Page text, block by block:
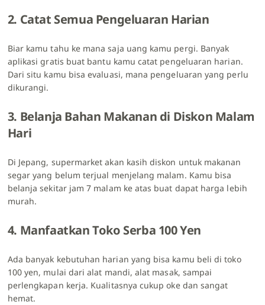
2. Catat Semua Pengeluaran Harian
Biar kamu tahu ke mana saja uang kamu pergi. Banyak
aplikasi gratis buat bantu kamu catat pengeluaran harian.
Dari situ kamu bisa evaluasi, mana pengeluaran yang perlu
dikurangi.
3. Belanja Bahan Makanan di Diskon Malam
Hari
Di Jepang, supermarket akan kasih diskon untuk makanan
segar yang belum terjual menjelang malam. Kamu bisa
belanja sekitar jam 7 malam ke atas buat dapat harga lebih
murah.
4. Manfaatkan Toko Serba 100 Yen
Ada banyak kebutuhan harian yang bisa kamu beli di toko
100 yen, mulai dari alat mandi, alat masak, sampai
perlengkapan kerja. Kualitasnya cukup oke dan sangat
hemat.